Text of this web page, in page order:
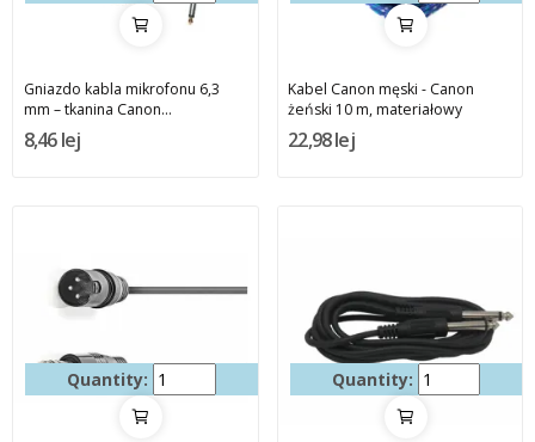
Gniazdo kabla mikrofonu 6,3
mm – tkanina Canon...
8,46 lej
Kabel Canon męski - Canon
żeński 10 m, materiałowy
22,98 lej
Quantity: Quantity: